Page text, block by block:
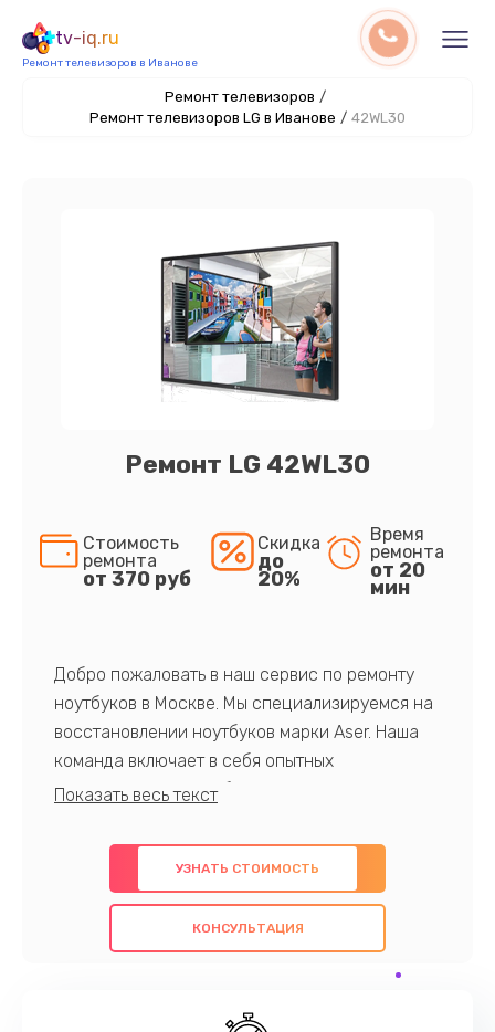
tv-iq.ru
Ремонт телевизоров в Иванове
Ремонт телевизоров /
Ремонт телевизоров LG в Иванове / 42WL30
Ремонт LG 42WL30
Стоимость
ремонта
от 370 руб
Скидка
до
20%
Время
ремонта
от 20
мин
Добро пожаловать в наш сервис по ремонту
ноутбуков в Москве. Мы специализируемся на
восстановлении ноутбуков марки Aser. Наша
команда включает в себя опытных
профессионалов с обширными знаниями и
предлагаем быстрый и качественный ремонт с
использованием оригинальных компонентов, а
также гарантируем качество всех
проведенных работ. Наша цель - предоставить
наилучшим образом. Не медлите записаться на
УЗНАТЬ СТОИМОСТЬ
КОНСУЛЬТАЦИЯ